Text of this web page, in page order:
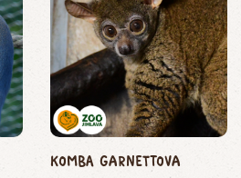
komba Garnettova